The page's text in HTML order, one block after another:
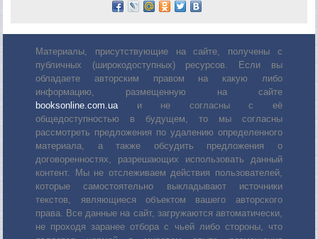
Материалы, присутствующие на сайте, получены с
публичных (широкодоступных) ресурсов. Если вы
обладаете авторским правом на какую либо
информацию, размещенную на сайте
booksonline.com.uaи не согласны с её
общедоступностью в будущем, то мы согласны
рассмотреть предложения по удалению определенного
материала, а также обсудить предложения о
договоренностях, разрешающих использовать данный
контент. Мы не отслеживаем действия пользователей,
которые самостоятельно выкладывают источники
текстов, являющиеся объектом вашего авторского
права. Все данные на сайт, загружаются автоматически,
не проходя заранее отбора с чьей либо стороны, что